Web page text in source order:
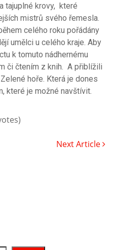
tajuplné krovy, které
mistrů svého řemesla.
celého roku pořádány
umělci u celého kraje. Aby
k tomuto nádhernému
či čtením z knih. A přiblížili
hoře. Která je dones
které je možné navštívit.
Next Article